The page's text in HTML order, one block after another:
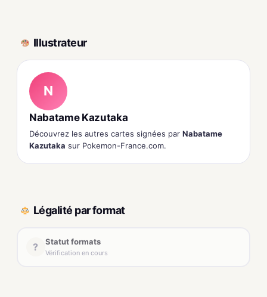
Illustrateur
N
Nabatame Kazutaka
Découvrez les autres cartes signées par Nabatame
Kazutaka sur Pokemon-France.com.
Légalité par format
? Statut formats
Vérification en cours